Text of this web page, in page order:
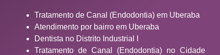
Tratamento de Canal (Endodontia) em Uberaba
Atendimento por bairro em Uberaba
Dentista no Distrito Industrial I
Tratamento de Canal (Endodontia) no Cidade